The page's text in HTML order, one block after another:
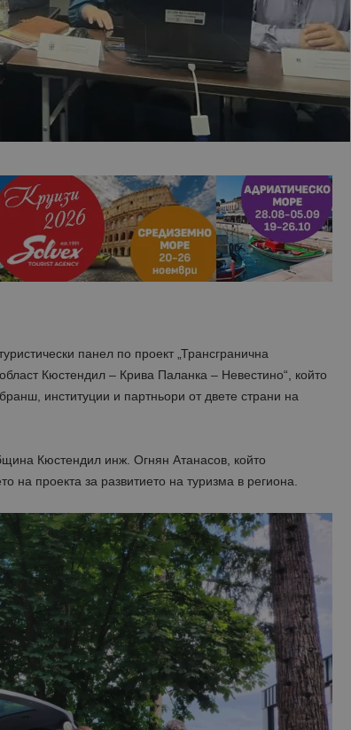
панел по проект „Трансгранична
Кюстендил – Крива Паланка – Невестино“, който
институции и партньори от двете страни на
Кюстендил инж. Огнян Атанасов, който
на проекта за развитието на туризма в региона.